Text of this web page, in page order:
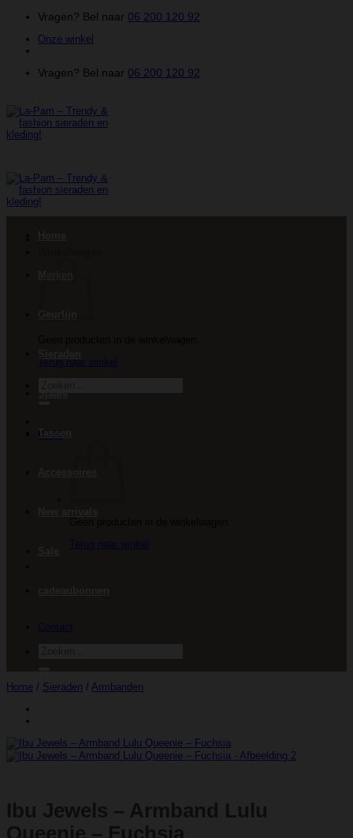
inhoud
Vragen? Bel naar 06 200 120 92
Onze winkel
Vragen? Bel naar 06 200 120 92
Terug naar winkel
€0.00
Tassen
Home / Sieraden / Armbanden
Ibu Jewels – Armband Lulu
Queenie – Fuchsia